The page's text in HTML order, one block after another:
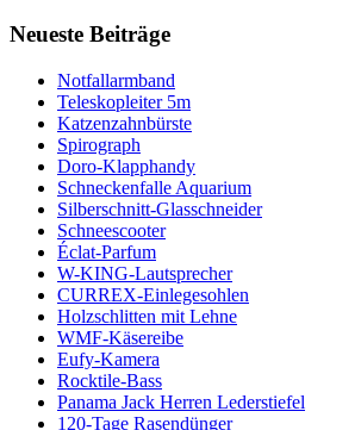
Neueste Beiträge
Notfallarmband
Teleskopleiter 5m
Katzenzahnbürste
Spirograph
Doro-Klapphandy
Schneckenfalle Aquarium
Silberschnitt-Glasschneider
Schneescooter
Éclat-Parfum
W-KING-Lautsprecher
CURREX-Einlegesohlen
Holzschlitten mit Lehne
WMF-Käsereibe
Eufy-Kamera
Rocktile-Bass
Panama Jack Herren Lederstiefel
120-Tage Rasendünger